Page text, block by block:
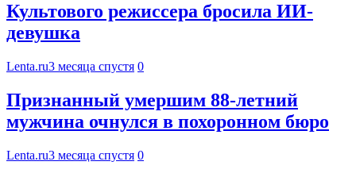
Культового режиссера бросила ИИ-
девушка
Lenta.ru3 месяца спустя 0
Признанный умершим 88-летний
мужчина очнулся в похоронном бюро
Lenta.ru3 месяца спустя 0